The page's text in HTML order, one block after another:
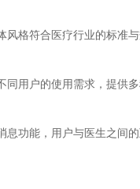
风格符合医疗行业的标准
同用户的使用需求，提供
息功能，用户与医生之间